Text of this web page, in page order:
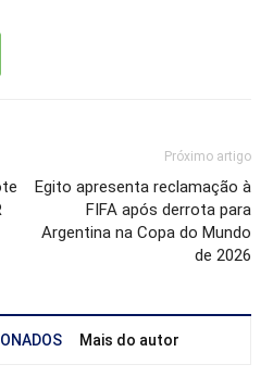
Próximo artigo
Egito apresenta reclamação à
FIFA após derrota para
Argentina na Copa do Mundo
de 2026
Mais do autor